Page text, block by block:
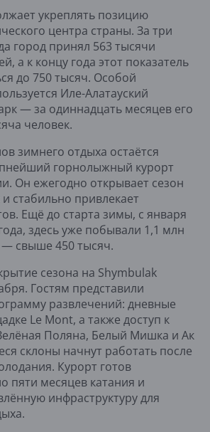
укреплять позицию
центра страны. За три
город принял 563 тысячи
а к концу года этот показатель
до 750 тысяч. Особой
Иле-Алатауский
— за одиннадцать месяцев его
человек.
зимнего отдыха остаётся
горнолыжный курорт
Он ежегодно открывает сезон
стабильно привлекает
Ещё до старта зимы, с января
здесь уже побывали 1,1 млн
— свыше 450 тысяч.
сезона на Shymbulak
Гостям представили
развлечений: дневные
Le Mont, а также доступ к
Поляна, Белый Мишка и Ак
склоны начнут работать после
Курорт готов
пяти месяцев катания и
инфраструктуру для